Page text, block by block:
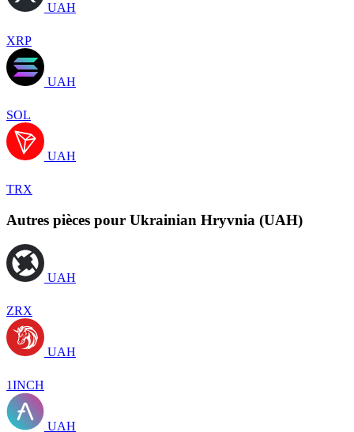
UAH
XRP
UAH
SOL
UAH
TRX
Autres pièces pour Ukrainian Hryvnia (UAH)
UAH
ZRX
UAH
1INCH
UAH